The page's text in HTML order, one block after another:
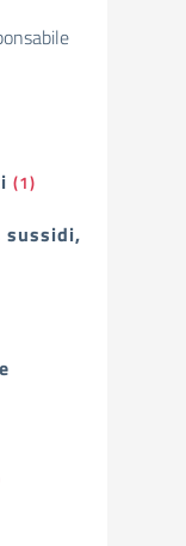
(1)
sussidi,